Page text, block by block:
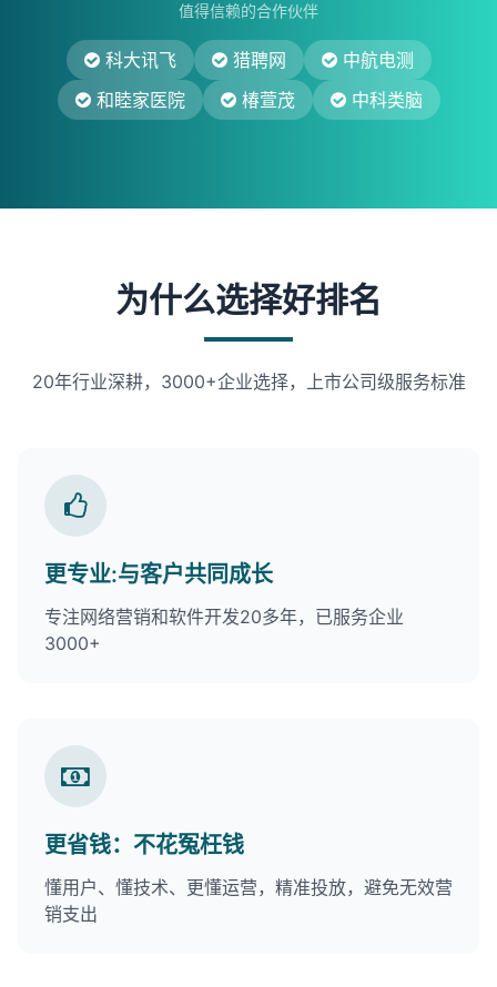
值得信赖的合作伙伴
科大讯飞 猎聘网
中航电测
和睦家医院
椿萱茂 中科类脑
为什么选择好排名
20年行业深耕，3000+企业选择，上市公司级服务标准
更专业:与客户共同成长
专注网络营销和软件开发20多年，已服务企业
3000+
更省钱：不花冤枉钱
懂用户、懂技术、更懂运营，精准投放，避免无效营
销支出